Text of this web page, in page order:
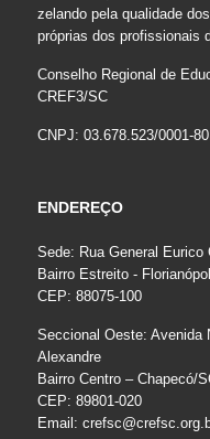
zelando pela qualidade
próprias dos profissionais
Conselho Regional de
CREF3/SC
CNPJ: 03.678.523/0001-80
ENDEREÇO
Sede: Rua General Eurico
Bairro Estreito -
CEP: 88075-100
Seccional Oeste: Avenida
Alexandre
Bairro Centro – Chapecó/
CEP: 89801-020
Email: